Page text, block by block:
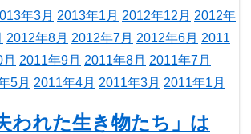
年3月 2013年1月 2012年12月 2012年
2012年8月 2012年7月 2012年6月 2011
2011年9月 2011年8月 2011年7月
5月 2011年4月 2011年3月 2011年1月
われた生き物たち」は